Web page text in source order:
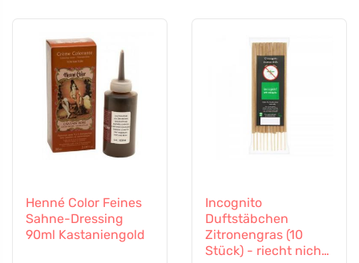
Henné Color Feines
Sahne-Dressing
90ml Kastaniengold
Incognito
Duftstäbchen
Zitronengras (10
Stück) - riecht nicht